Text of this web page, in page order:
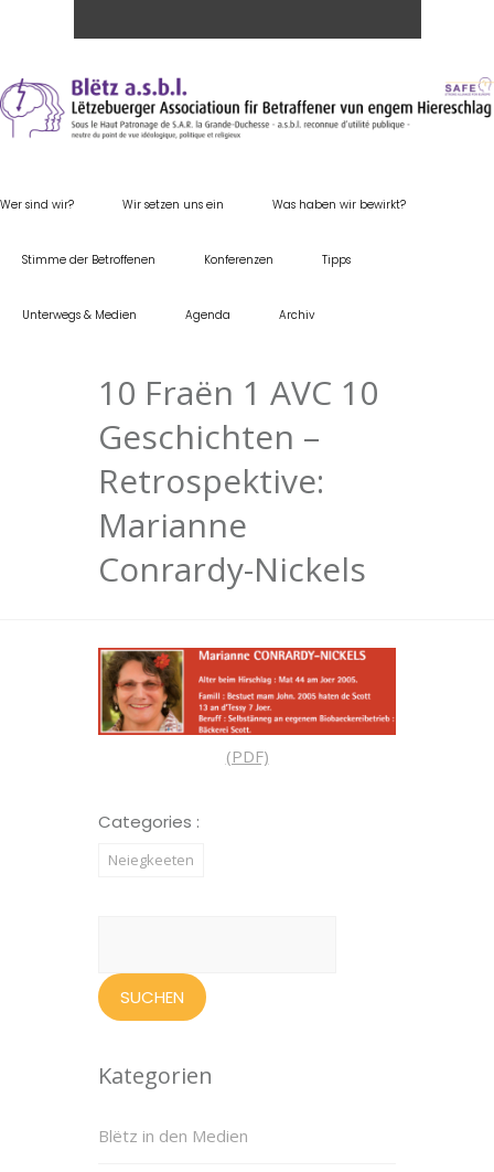
Wer sind wir? Wir setzen uns ein Was haben wir bewirkt?
Stimme der Betroffenen Konferenzen Tipps
Unterwegs & Medien Agenda Archiv
10 Fraën 1 AVC 10
Geschichten –
Retrospektive:
Marianne
Conrardy-Nickels
(PDF)
Categories :
Neiegkeeten
Kategorien
Blëtz in den Medien